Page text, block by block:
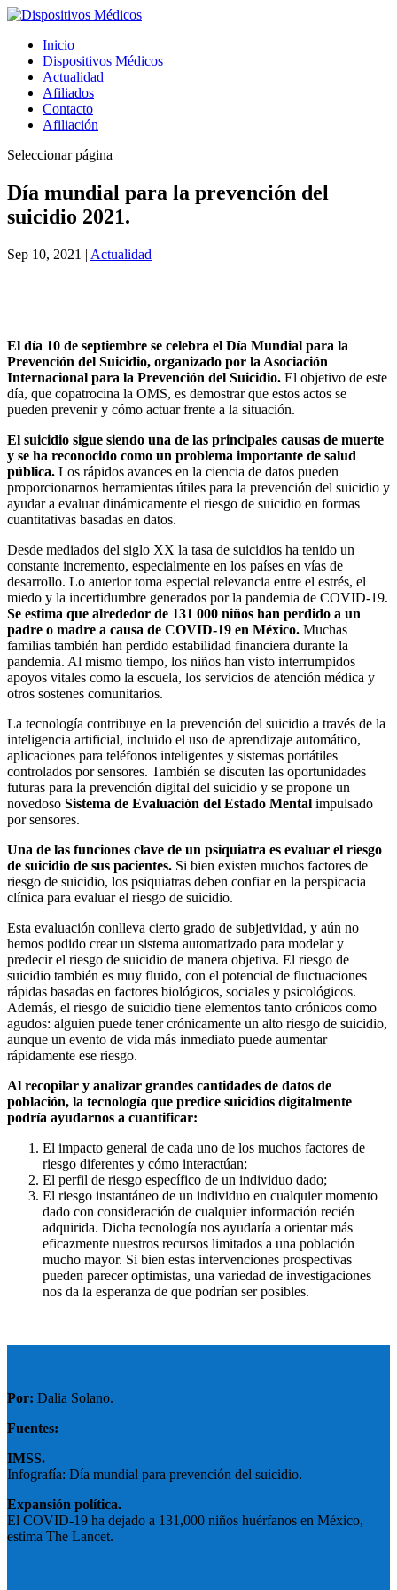
Inicio
Dispositivos Médicos
Actualidad
Afiliados
Contacto
Afiliación
Seleccionar página
Día mundial para la prevención del
suicidio 2021.
Sep 10, 2021 | Actualidad
El día 10 de septiembre se celebra el Día Mundial para la
Prevención del Suicidio, organizado por la Asociación
Internacional para la Prevención del Suicidio. El objetivo de este
día, que copatrocina la OMS, es demostrar que estos actos se
pueden prevenir y cómo actuar frente a la situación.
El suicidio sigue siendo una de las principales causas de muerte
y se ha reconocido como un problema importante de salud
pública. Los rápidos avances en la ciencia de datos pueden
proporcionarnos herramientas útiles para la prevención del suicidio y
ayudar a evaluar dinámicamente el riesgo de suicidio en formas
cuantitativas basadas en datos.
Desde mediados del siglo XX la tasa de suicidios ha tenido un
constante incremento, especialmente en los países en vías de
desarrollo. Lo anterior toma especial relevancia entre el estrés, el
miedo y la incertidumbre generados por la pandemia de COVID-19.
Se estima que alrededor de 131 000 niños han perdido a un
padre o madre a causa de COVID-19 en México. Muchas
familias también han perdido estabilidad financiera durante la
pandemia. Al mismo tiempo, los niños han visto interrumpidos
apoyos vitales como la escuela, los servicios de atención médica y
otros sostenes comunitarios.
La tecnología contribuye en la prevención del suicidio a través de la
inteligencia artificial, incluido el uso de aprendizaje automático,
aplicaciones para teléfonos inteligentes y sistemas portátiles
controlados por sensores. También se discuten las oportunidades
futuras para la prevención digital del suicidio y se propone un
novedoso Sistema de Evaluación del Estado Mental impulsado
por sensores.
Una de las funciones clave de un psiquiatra es evaluar el riesgo
de suicidio de sus pacientes. Si bien existen muchos factores de
riesgo de suicidio, los psiquiatras deben confiar en la perspicacia
clínica para evaluar el riesgo de suicidio.
Esta evaluación conlleva cierto grado de subjetividad, y aún no
hemos podido crear un sistema automatizado para modelar y
predecir el riesgo de suicidio de manera objetiva. El riesgo de
suicidio también es muy fluido, con el potencial de fluctuaciones
rápidas basadas en factores biológicos, sociales y psicológicos.
Además, el riesgo de suicidio tiene elementos tanto crónicos como
agudos: alguien puede tener crónicamente un alto riesgo de suicidio,
aunque un evento de vida más inmediato puede aumentar
rápidamente ese riesgo.
Al recopilar y analizar grandes cantidades de datos de
población, la tecnología que predice suicidios digitalmente
podría ayudarnos a cuantificar:
El impacto general de cada uno de los muchos factores de
riesgo diferentes y cómo interactúan;
El perfil de riesgo específico de un individuo dado;
El riesgo instantáneo de un individuo en cualquier momento
dado con consideración de cualquier información recién
adquirida. Dicha tecnología nos ayudaría a orientar más
eficazmente nuestros recursos limitados a una población
mucho mayor. Si bien estas intervenciones prospectivas
pueden parecer optimistas, una variedad de investigaciones
nos da la esperanza de que podrían ser posibles.
Por: Dalia Solano.
Fuentes:
IMSS.
Infografía: Día mundial para prevención del suicidio.
Expansión política.
El COVID-19 ha dejado a 131,000 niños huérfanos en México,
estima The Lancet.